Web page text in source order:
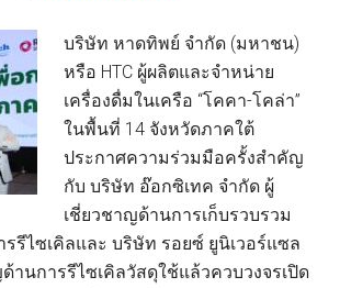
บริษัท หาดทิพย์ จำกัด (มหาชน)
หรือ HTC ผู้ผลิตและจำหน่าย
เครื่องดื่มในเครือ “โคคา-โคล่า”
ในพื้นที่ 14 จังหวัดภาคใต้
ประกาศความร่วมมือครั้งสำคัญ
กับ บริษัท อ๊อกซิเทค จำกัด ผู้
เชี่ยวชาญด้านการเก็บรวบรวม
รรีไซเคิลและ บริษัท รอยซ์ ยูนิเวอร์แซล
านการรีไซเคิลวัสดุใช้แล้วควบวงจรเปิด